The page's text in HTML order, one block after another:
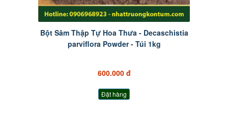
Bột Sâm Thập Tự Hoa Thưa - Decaschistia
parviflora Powder - Túi 1kg
600.000 đ
Đặt hàng